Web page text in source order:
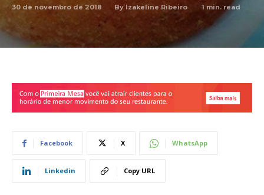
30 de novembro de 2018 By Izakeline Ribeiro 1 min. read
Facebook X WhatsApp
Linkedin Copy URL